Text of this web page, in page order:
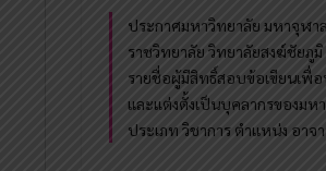
ประกาศมหาวิทยาลัย มหาจุฬา
ราชวิทยาลัย วิทยาลัยสงฆ์ชัยภูมิ
รายชื่อผู้มีสิทธิ์สอบข้อเขียนเพื่อ
และแต่งตั้งเป็นบุคลากรของมห
ประเภท วิชาการ ตำแหน่ง อาจ